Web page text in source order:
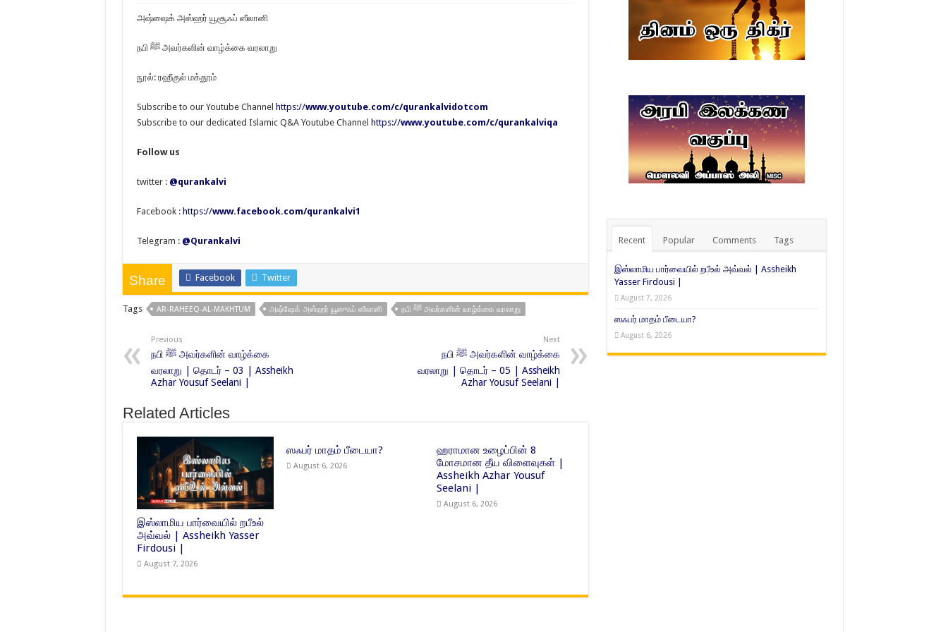
அஷ்ஷைக் அஸ்ஹர் யூசூஃப் ஸீலானி
நபி ﷺ அவர்களின் வாழ்க்கை வரலாறு
நூல்: ரஹீகுல் மக்தூம்
Subscribe to our Youtube Channel https://www.youtube.com/c/qurankalvidotcom
Subscribe to our dedicated Islamic Q&A Youtube Channel https://www.youtube.com/c/qurankalviqa
Follow us
twitter : @qurankalvi
Facebook : https://www.facebook.com/qurankalvi1
Telegram : @Qurankalvi
Share Facebook Twitter
Tags AR-RAHEEQ-AL-MAKHTUM அஷ்ஷேக் அஸ்ஹர் யூஸுஃப் ஸீலானி நபி ﷺ அவர்களின் வாழ்க்கை வரலாறு
Previous
நபி ﷺ அவர்களின் வாழ்க்கை
வரலாறு | தொடர் – 03 | Assheikh
Azhar Yousuf Seelani |
Next
நபி ﷺ அவர்களின் வாழ்க்கை
வரலாறு | தொடர் – 05 | Assheikh
Azhar Yousuf Seelani |
Related Articles
இஸ்லாமிய பார்வையில் றபீஉல்
அவ்வல் | Assheikh Yasser
Firdousi |
August 7, 2026
ஸஃபர் மாதம் பீடையா?
August 6, 2026
ஹராமான உழைப்பின் 8
மோசமான தீய விளைவுகள் |
Assheikh Azhar Yousuf
Seelani |
August 6, 2026
Recent Popular Comments Tags
இஸ்லாமிய பார்வையில் றபீஉல் அவ்வல் | Assheikh
Yasser Firdousi |
August 7, 2026
ஸஃபர் மாதம் பீடையா?
August 6, 2026